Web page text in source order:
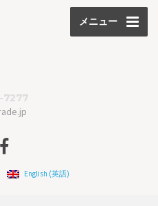
メニュー
7277
English (英語)